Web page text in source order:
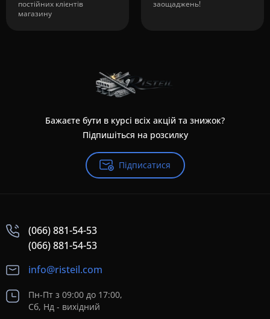
постійних клієнтів
магазину
заощаджень!
Бажаєте бути в курсі всіх акцій та знижок?
Підпишіться на розсилку
Підписатися
(066) 881-54-53
(066) 881-54-53
info@risteil.com
Пн-Пт з 09:00 до 17:00,
Сб, Нд - вихідний